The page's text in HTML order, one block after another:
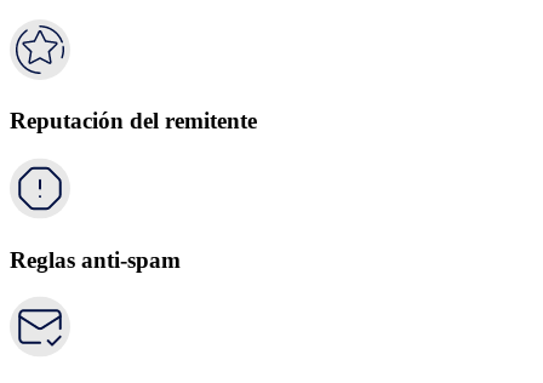
Reputación del remitente
Reglas anti-spam